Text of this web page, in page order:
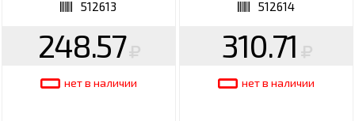
512613
248.57
нет в наличии
512614
310.71
нет в наличии